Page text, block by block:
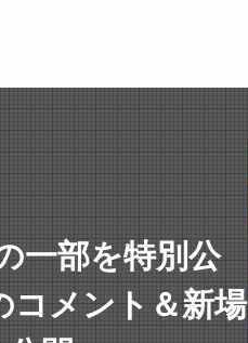
一部を特別公
コメント＆新場